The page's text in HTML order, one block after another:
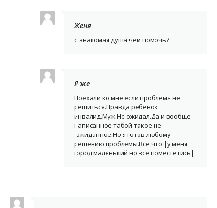
Женя
о знакомая душа чем помочь?
Я же
Поехали ко мне если проблема не
решиться.Правда ребёнок
инвалид.Муж.Не ожидал.Да и вообще
написанное табой такое не
-ожиданное.Но я готов любому
решению проблемы.Всё что |у меня
город маленький но все поместетись|